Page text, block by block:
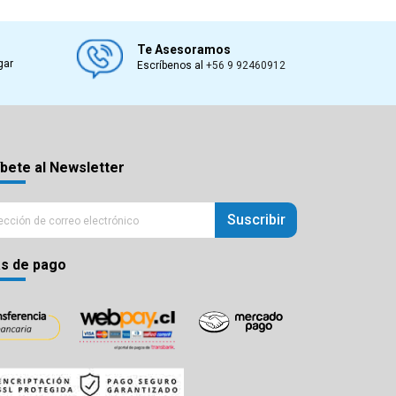
Te Asesoramos
Escríbenos al+56 9 92460912
al Newsletter
Suscribir
de pago